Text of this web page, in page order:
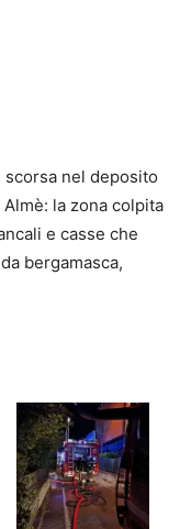
nel deposito
la zona colpita
e casse che
bergamasca,